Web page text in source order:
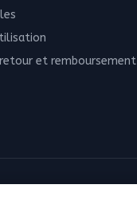
et remboursement